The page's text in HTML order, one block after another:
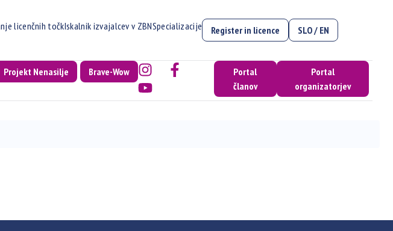
licenčnih točkIskalnik izvajalcev v ZBNSpecializacije Register in licence SLO / EN
Projekt Nenasilje Brave-Wow
Portal
članov
Portal
organizatorjev